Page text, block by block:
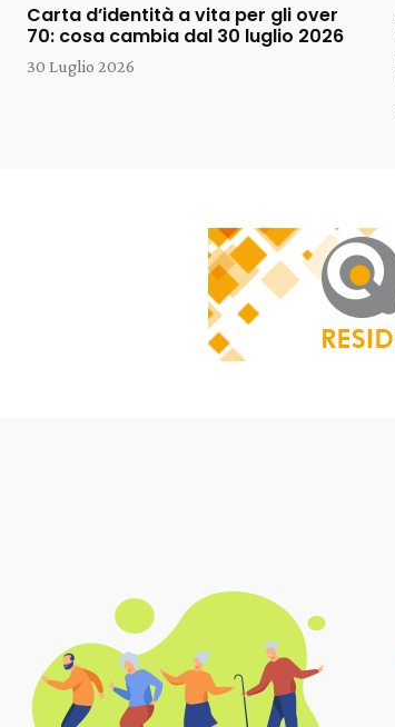
Carta d’identità a vita per gli over
70: cosa cambia dal 30 luglio 2026
30 Luglio 2026